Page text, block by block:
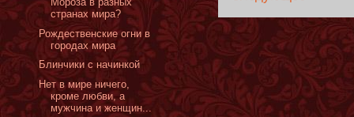
странах мира?
Рождественские огни в
городах мира
Блинчики с начинкой
Нет в мире ничего,
кроме любви, а
мужчина и женщин...